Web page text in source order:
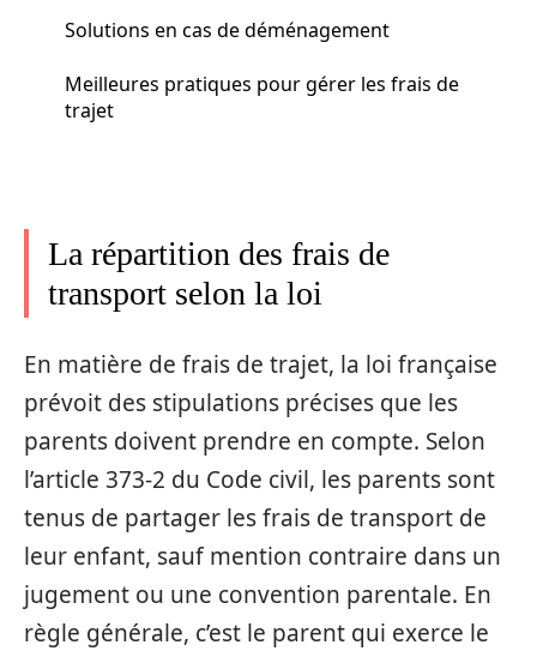
Solutions en cas de déménagement
Meilleures pratiques pour gérer les frais de
trajet
La répartition des frais de
transport selon la loi
En matière de frais de trajet, la loi française
prévoit des stipulations précises que les
parents doivent prendre en compte. Selon
l’article 373-2 du Code civil, les parents sont
tenus de partager les frais de transport de
leur enfant, sauf mention contraire dans un
jugement ou une convention parentale. En
règle générale, c’est le parent qui exerce le